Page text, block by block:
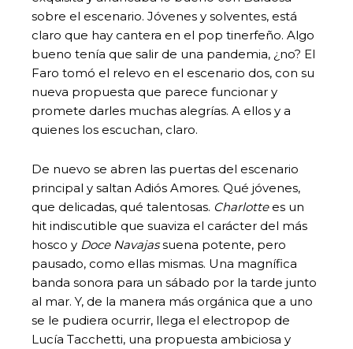
sobre el escenario. Jóvenes y solventes, está
claro que hay cantera en el pop tinerfeño. Algo
bueno tenía que salir de una pandemia, ¿no? El
Faro tomó el relevo en el escenario dos, con su
nueva propuesta que parece funcionar y
promete darles muchas alegrías. A ellos y a
quienes los escuchan, claro.
De nuevo se abren las puertas del escenario
principal y saltan Adiós Amores. Qué jóvenes,
que delicadas, qué talentosas. Charlottees un
hit indiscutible que suaviza el carácter del más
hosco y Doce Navajassuena potente, pero
pausado, como ellas mismas. Una magnífica
banda sonora para un sábado por la tarde junto
al mar. Y, de la manera más orgánica que a uno
se le pudiera ocurrir, llega el electropop de
Lucía Tacchetti, una propuesta ambiciosa y